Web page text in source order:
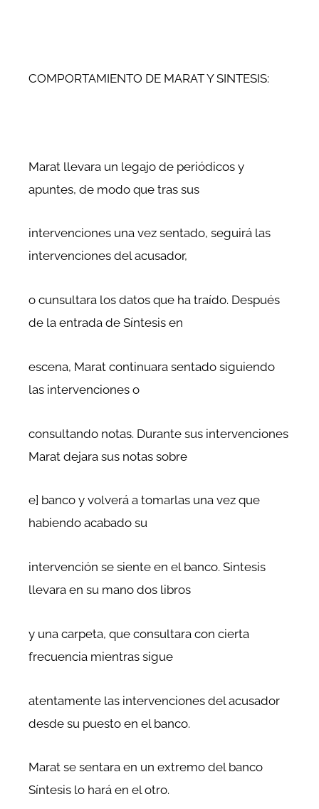
COMPORTAMIENTO DE MARAT Y SINTESIS:
Marat llevara un legajo de periódicos y
apuntes, de modo que tras sus
intervenciones una vez sentado, seguirá las
intervenciones del acusador,
o cunsultara los datos que ha traído. Después
de la entrada de Síntesis en
escena, Marat continuara sentado siguiendo
las intervenciones o
consultando notas. Durante sus intervenciones
Marat dejara sus notas sobre
e] banco y volverá a tomarlas una vez que
habiendo acabado su
intervención se siente en el banco. Sintesis
llevara en su mano dos libros
y una carpeta, que consultara con cierta
frecuencia mientras sigue
atentamente las intervenciones del acusador
desde su puesto en el banco.
Marat se sentara en un extremo del banco
Síntesis lo hará en el otro.